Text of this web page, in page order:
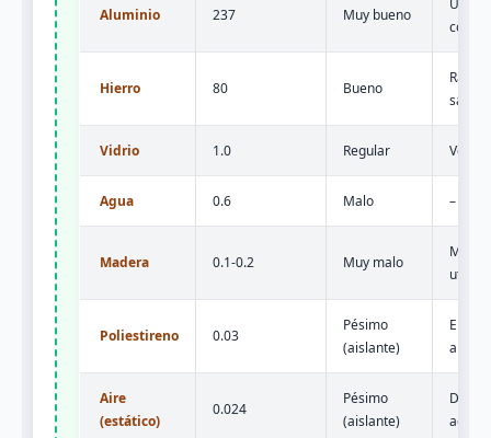
Aluminio 237 Muy bueno
cocina
Hierro 80 Bueno
Vidrio 1.0 Regular
Agua 0.6 Malo –
Madera 0.1-0.2 Muy malo
Poliestireno 0.03
Pésimo
(aislante)
Aire
(estático)
0.024
Pésimo
(aislante)
Doble